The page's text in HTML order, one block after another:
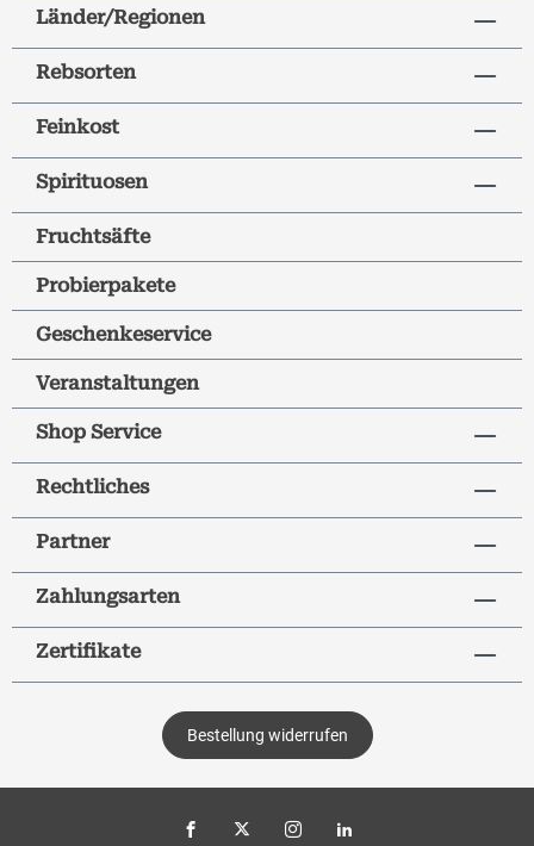
Länder/Regionen
Rebsorten
Feinkost
Spirituosen
Fruchtsäfte
Probierpakete
Geschenkeservice
Veranstaltungen
Shop Service
Rechtliches
Partner
Zahlungsarten
Zertifikate
Bestellung widerrufen